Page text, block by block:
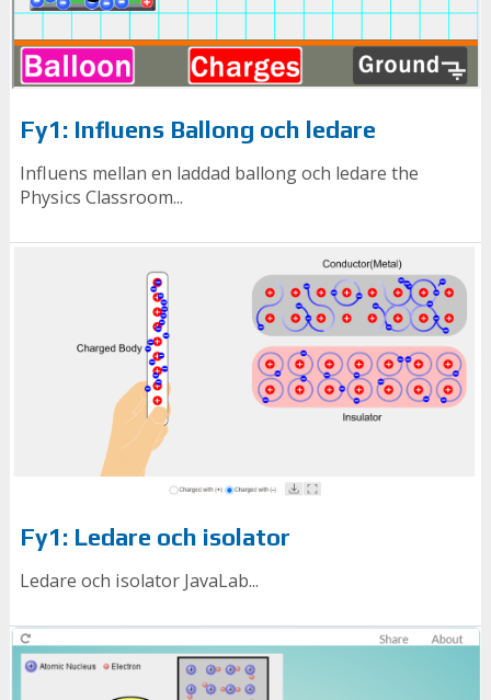
Fy1: Influens Ballong och ledare
Influens mellan en laddad ballong och ledare the
Physics Classroom...
Fy1: Ledare och isolator
Ledare och isolator JavaLab...